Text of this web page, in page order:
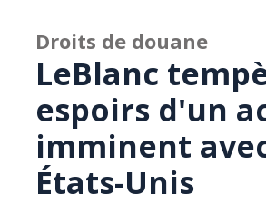
Droits de douane
LeBlanc
espoirs d'un
imminent
États-Unis